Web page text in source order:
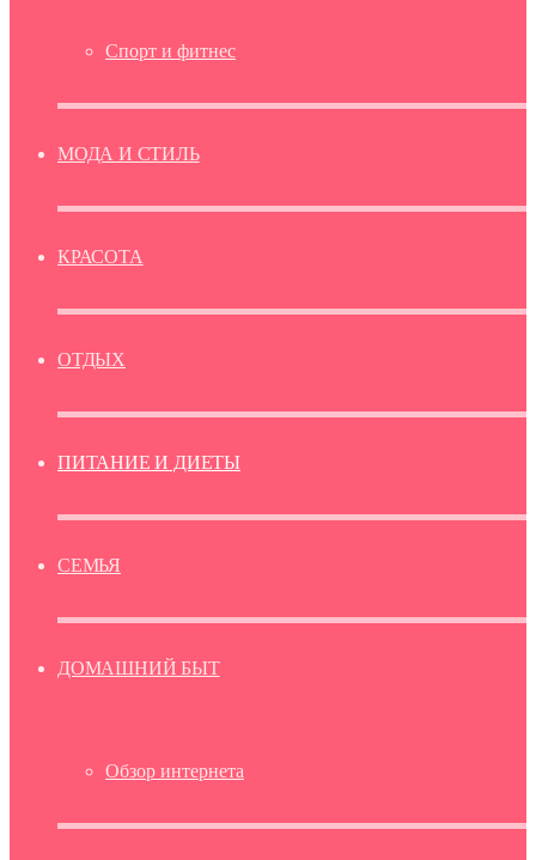
Спорт и фитнес
МОДА И СТИЛЬ
КРАСОТА
ОТДЫХ
ПИТАНИЕ И ДИЕТЫ
СЕМЬЯ
ДОМАШНИЙ БЫТ
Обзор интернета